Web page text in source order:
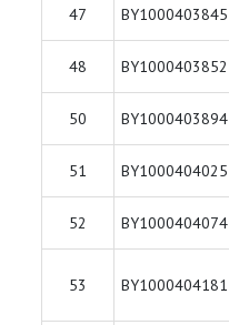
47 BY1000403845
48 BY1000403852
50 BY1000403894
51 BY1000404025
52 BY1000404074
53 BY1000404181